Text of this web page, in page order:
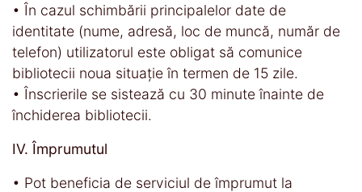
• În cazul schimbării principalelor date de
identitate (nume, adresă, loc de muncă, număr de
telefon) utilizatorul este obligat să comunice
bibliotecii noua situaţie în termen de 15 zile.
• Înscrierile se sistează cu 30 minute înainte de
închiderea bibliotecii.
IV. Împrumutul
• Pot beneficia de serviciul de împrumut la